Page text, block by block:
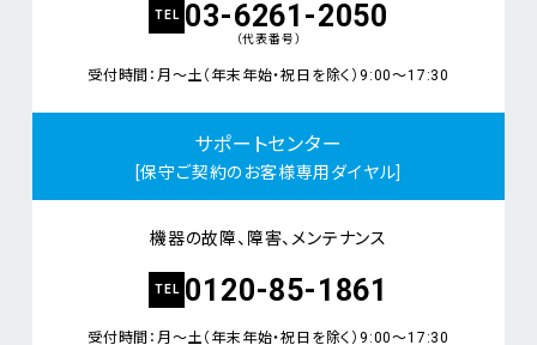
TEL 03-6261-2050
（代表番号）
受付時間：月～土（年末年始・祝日を除く）9:00～17:30
サポートセンター
[保守ご契約のお客様専用ダイヤル]
機器の故障、障害、メンテナンス
TEL 0120-85-1861
受付時間：月～土（年末年始・祝日を除く）9:00～17:30